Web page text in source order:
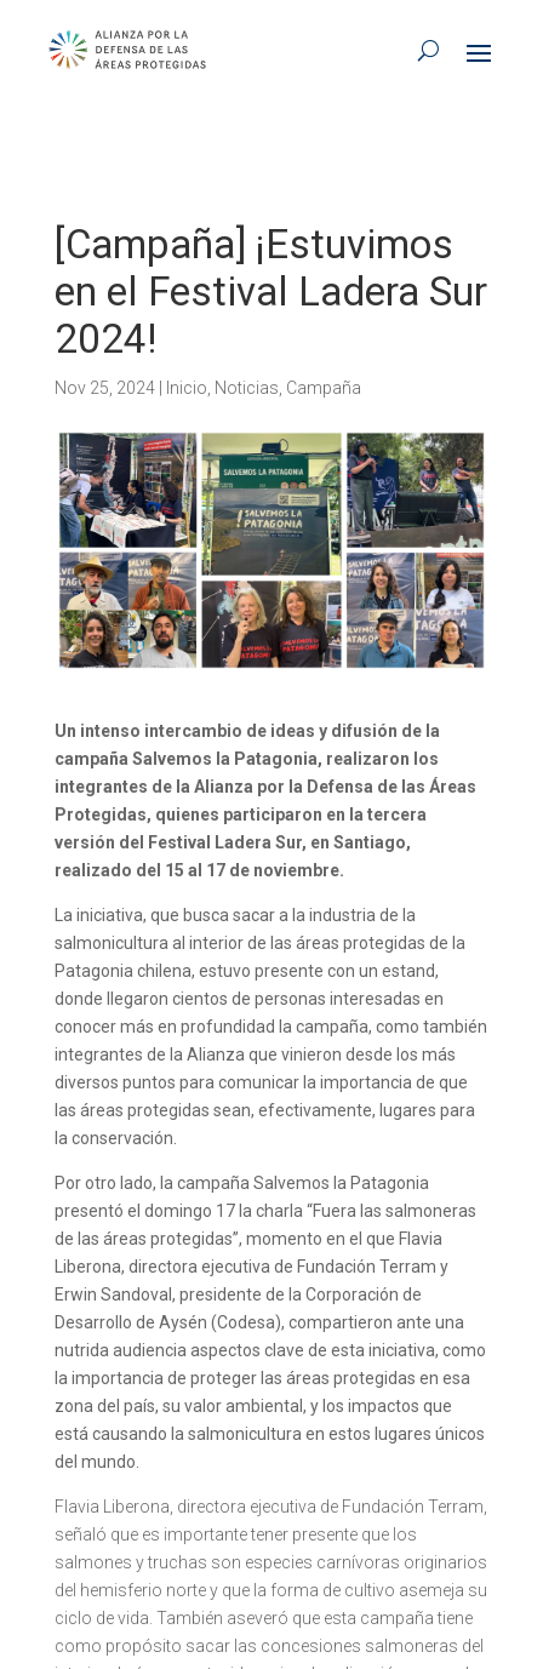
[Campaña] ¡Estuvimos
en el Festival Ladera Sur
2024!
Nov 25, 2024| Inicio Noticias Campaña
Un intenso intercambio de ideas y difusión de la
campaña Salvemos la Patagonia, realizaron los
integrantes de la Alianza por la Defensa de las Áreas
Protegidas, quienes participaron en la tercera
versión del Festival Ladera Sur, en Santiago,
realizado del 15 al 17 de noviembre.
La iniciativa, que busca sacar a la industria de la
salmonicultura al interior de las áreas protegidas de la
Patagonia chilena, estuvo presente con un estand,
donde llegaron cientos de personas interesadas en
conocer más en profundidad la campaña, como también
integrantes de la Alianza que vinieron desde los más
diversos puntos para comunicar la importancia de que
las áreas protegidas sean, efectivamente, lugares para
la conservación.
Por otro lado, la campaña Salvemos la Patagonia
presentó el domingo 17 la charla “Fuera las salmoneras
de las áreas protegidas”, momento en el que Flavia
Liberona, directora ejecutiva de Fundación Terram y
Erwin Sandoval, presidente de la Corporación de
Desarrollo de Aysén (Codesa), compartieron ante una
nutrida audiencia aspectos clave de esta iniciativa, como
la importancia de proteger las áreas protegidas en esa
zona del país, su valor ambiental, y los impactos que
está causando la salmonicultura en estos lugares únicos
del mundo.
Flavia Liberona, directora ejecutiva de Fundación Terram,
señaló que es importante tener presente que los
salmones y truchas son especies carnívoras originarios
del hemisferio norte y que la forma de cultivo asemeja su
ciclo de vida. También aseveró que esta campaña tiene
como propósito sacar las concesiones salmoneras del